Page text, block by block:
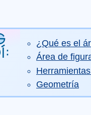
¿Qué es el
Área de
Geometría